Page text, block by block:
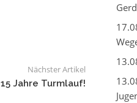
Nächster Artikel
15 Jahre Turmlauf!